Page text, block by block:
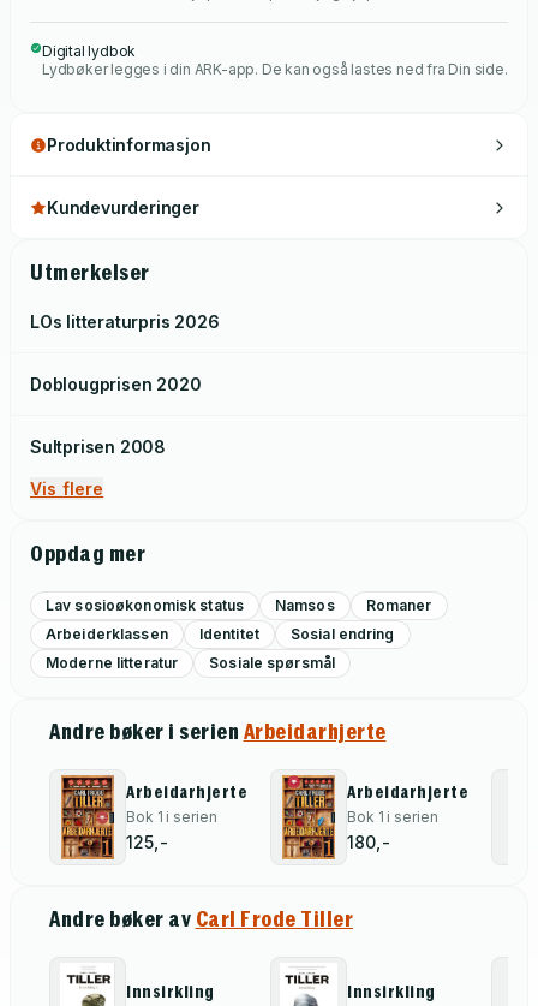
Digital lydbok
Lydbøker legges i din ARK-app. De kan også lastes ned fra Din side.
Produktinformasjon
Kundevurderinger
Utmerkelser
LOs litteraturpris 2026
Doblougprisen 2020
Sultprisen 2008
Vis flere
Oppdag mer
Lav sosioøkonomisk status Namsos
Romaner
Arbeiderklassen
Identitet
Sosial endring
Moderne litteratur
Sosiale spørsmål
Andre bøker i serien Arbeidarhjerte
Arbeidarhjerte
Bok 1 i serien
125,-
Arbeidarhjerte
Bok 1 i serien
180,-
Andre bøker av Carl Frode Tiller
Innsirkling Innsirkling